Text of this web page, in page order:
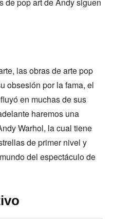
las obras de arte pop
obsesión por la fama, el
en muchas de sus
haremos una
Warhol, la cual tiene
de primer nivel y
del espectáculo de